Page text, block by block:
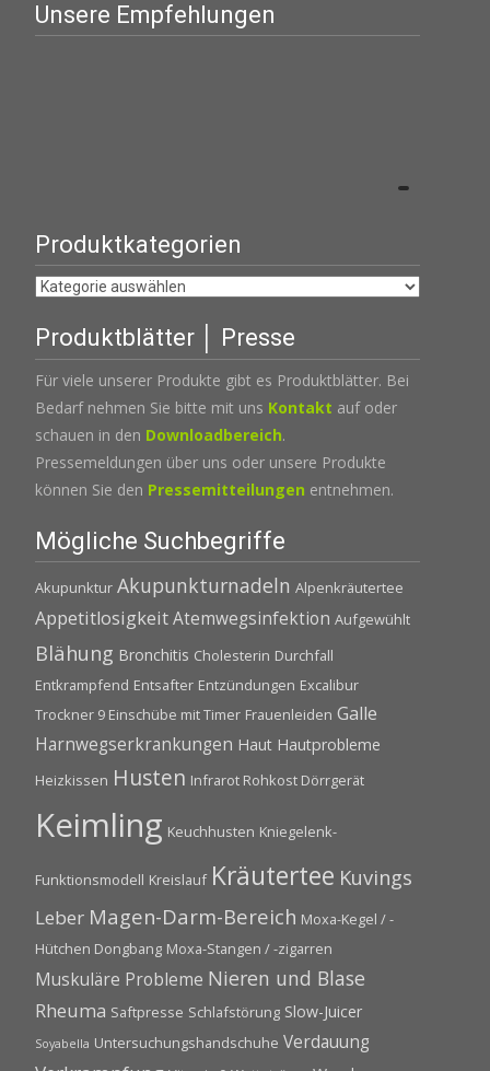
Unsere Empfehlungen
Produktkategorien
Produktblätter │ Presse
Für viele unserer Produkte gibt es Produktblätter. Bei
Bedarf nehmen Sie bitte mit uns Kontakt auf oder
schauen in den Downloadbereich.
Pressemeldungen über uns oder unsere Produkte
können Sie den Pressemitteilungen entnehmen.
Mögliche Suchbegriffe
Akupunktur Akupunkturnadeln Alpenkräutertee
AppetitlosigkeitAtemwegsinfektion Aufgewühlt
Blähung Bronchitis Cholesterin Durchfall
Entkrampfend Entsafter Entzündungen Excalibur
Trockner 9 Einschübe mit Timer Frauenleiden Galle
Harnwegserkrankungen Haut Hautprobleme
Heizkissen Husten Infrarot Rohkost Dörrgerät
Keimling Keuchhusten Kniegelenk-
Funktionsmodell Kreislauf Kräutertee Kuvings
Leber Magen-Darm-Bereich Moxa-Kegel / -
Hütchen Dongbang Moxa-Stangen / -zigarren
Muskuläre Probleme Nieren und Blase
Rheuma Saftpresse Schlafstörung Slow-Juicer
Soyabella Untersuchungshandschuhe Verdauung